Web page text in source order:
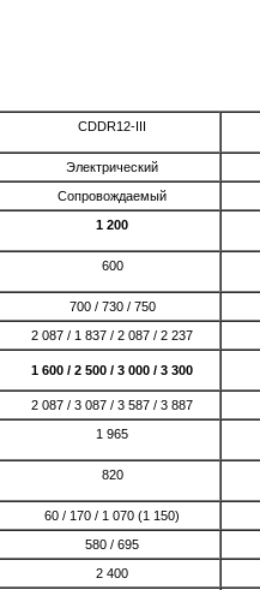
CDDR12-III
Электрический
Сопровождаемый
1 200
600
700 / 730 / 750
2 087 / 1 837 / 2 087 / 2 237
1 600 / 2 500 / 3 000 / 3 300
2 087 / 3 087 / 3 587 / 3 887
1 965
820
60 / 170 / 1 070 (1 150)
580 / 695
2 400